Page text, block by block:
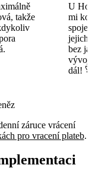
takže
U
mi
jejich
bez
dál!
záruce vrácení
pro vracení plateb.